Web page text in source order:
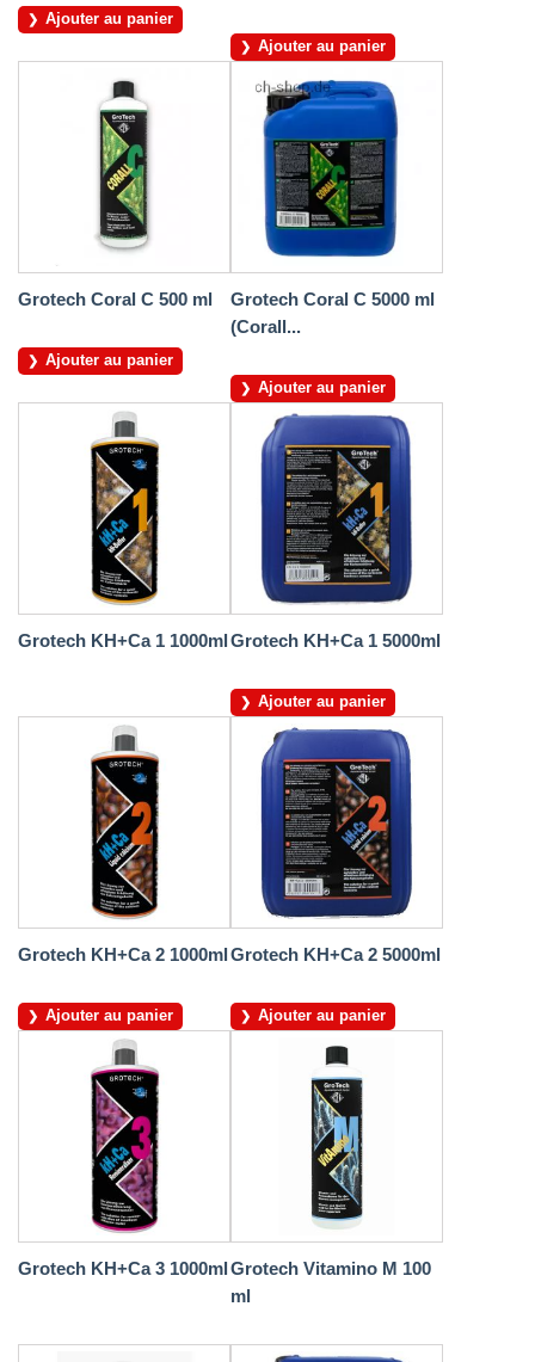
Ajouter au panier
Ajouter au panier
Grotech Coral C 500 ml
Ajouter au panier
Grotech Coral C 5000 ml
(Corall...
Ajouter au panier
Grotech KH+Ca 1 1000mlGrotech KH+Ca 1 5000ml
Ajouter au panier
Grotech KH+Ca 2 1000ml
Ajouter au panier
Grotech KH+Ca 2 5000ml
Ajouter au panier
Grotech KH+Ca 3 1000mlGrotech Vitamino M 100
ml